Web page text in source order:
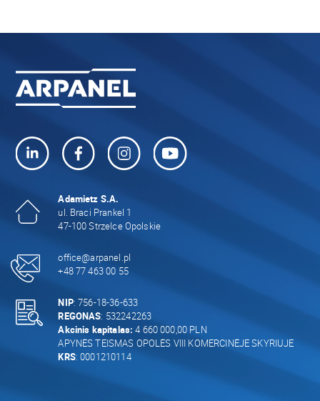
Adamietz S.A.
ul. Braci Prankel 1
47-100 Strzelce Opolskie
office@arpanel.pl
+48 77 463 00 55
NIP: 756-18-36-633
REGONAS: 532242263
Akcinis kapitalas: 4 660 000,00 PLN
APYNĖS TEISMAS OPOLĖS VIII KOMERCINĖJE SKYRIUJE
KRS: 0001210114